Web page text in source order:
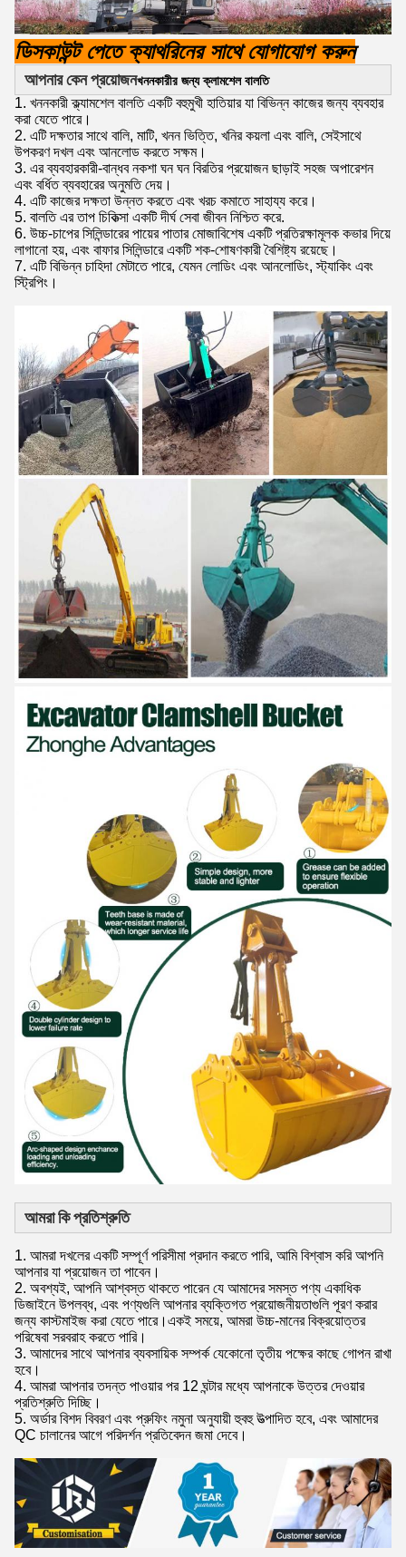
ডিসকাউন্ট পেতে ক্যাথরিনের সাথে যোগাযোগ করুন
আপনার কেন প্রয়োজনখননকারীর জন্য ক্লামশেল বালতি
1. খননকারী ক্ল্যামশেল বালতি একটি বহুমুখী হাতিয়ার যা বিভিন্ন কাজের জন্য ব্যবহার
করা যেতে পারে।
2. এটি দক্ষতার সাথে বালি, মাটি, খনন ভিত্তি, খনির কয়লা এবং বালি, সেইসাথে
উপকরণ দখল এবং আনলোড করতে সক্ষম।
3. এর ব্যবহারকারী-বান্ধব নকশা ঘন ঘন বিরতির প্রয়োজন ছাড়াই সহজ অপারেশন
এবং বর্ধিত ব্যবহারের অনুমতি দেয়।
4. এটি কাজের দক্ষতা উন্নত করতে এবং খরচ কমাতে সাহায্য করে।
5. বালতি এর তাপ চিকিত্সা একটি দীর্ঘ সেবা জীবন নিশ্চিত করে.
6. উচ্চ-চাপের সিলিন্ডারের পায়ের পাতার মোজাবিশেষ একটি প্রতিরক্ষামূলক কভার দিয়ে
লাগানো হয়, এবং বাফার সিলিন্ডারে একটি শক-শোষণকারী বৈশিষ্ট্য রয়েছে।
7. এটি বিভিন্ন চাহিদা মেটাতে পারে, যেমন লোডিং এবং আনলোডিং, স্ট্যাকিং এবং
স্ট্রিপিং।
আমরা কি প্রতিশ্রুতি
1. আমরা দখলের একটি সম্পূর্ণ পরিসীমা প্রদান করতে পারি, আমি বিশ্বাস করি আপনি
আপনার যা প্রয়োজন তা পাবেন।
2. অবশ্যই, আপনি আশ্বস্ত থাকতে পারেন যে আমাদের সমস্ত পণ্য একাধিক
ডিজাইনে উপলব্ধ, এবং পণ্যগুলি আপনার ব্যক্তিগত প্রয়োজনীয়তাগুলি পূরণ করার
জন্য কাস্টমাইজ করা যেতে পারে।একই সময়ে, আমরা উচ্চ-মানের বিক্রয়োত্তর
পরিষেবা সরবরাহ করতে পারি।
3. আমাদের সাথে আপনার ব্যবসায়িক সম্পর্ক যেকোনো তৃতীয় পক্ষের কাছে গোপন রাখা
হবে।
4. আমরা আপনার তদন্ত পাওয়ার পর 12 ঘন্টার মধ্যে আপনাকে উত্তর দেওয়ার
প্রতিশ্রুতি দিচ্ছি।
5. অর্ডার বিশদ বিবরণ এবং প্রুফিং নমুনা অনুযায়ী হুবহু উত্পাদিত হবে, এবং আমাদের
QC চালানের আগে পরিদর্শন প্রতিবেদন জমা দেবে।